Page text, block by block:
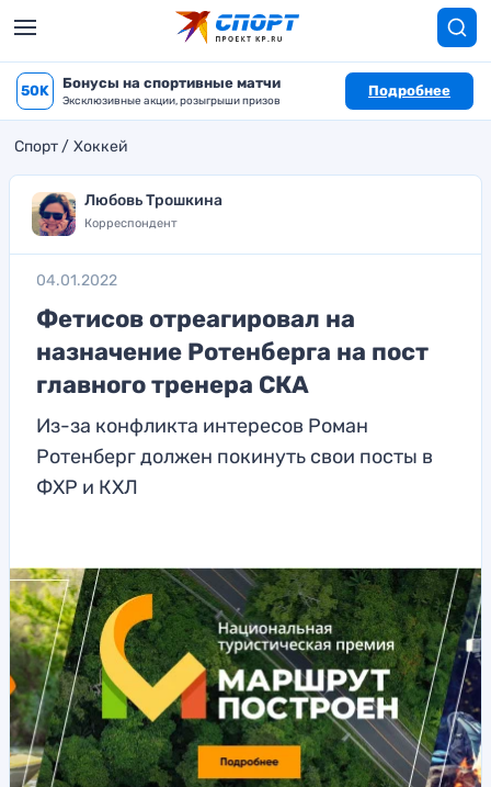
50K Бонусы на спортивные матчи
Эксклюзивные акции, розыгрыши призов
Подробнее
Спорт Хоккей
Любовь Трошкина
Корреспондент
04.01.2022
Фетисов отреагировал на
назначение Ротенберга на пост
главного тренера СКА
Из-за конфликта интересов Роман
Ротенберг должен покинуть свои посты в
ФХР и КХЛ